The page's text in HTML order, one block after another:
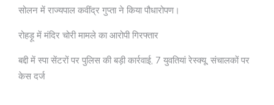
सोलन में राज्यपाल कवींद्र गुप्ता ने किया पौधारोपण।
रोहड़ू में मंदिर चोरी मामले का आरोपी गिरफ्तार
बद्दी में स्पा सेंटरों पर पुलिस की बड़ी कार्रवाई, 7 युवतियां रेस्क्यू, संचालकों पर
केस दर्ज